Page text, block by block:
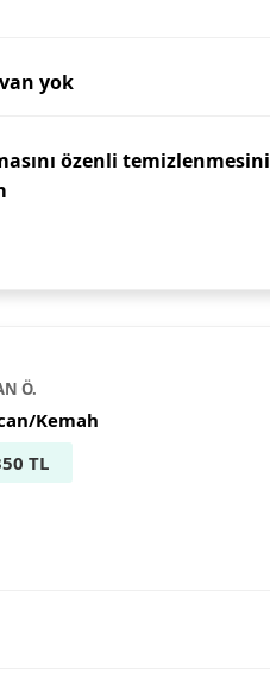
yok
özenli temizlenmesini
Ö.
Kemah
TL